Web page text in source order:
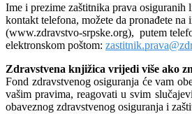
Ime i prezime zaštitnika prava osiguranih
kontakt telefona, možete da pronađete na
(www.zdravstvo-srpske.org), putem
elektronskom poštom:
Zdravstvena knjižica vrijedi više ako
Fond zdravstvenog osiguranja će vam
vašim pravima, reagovati u svim
obaveznog zdravstvenog osiguranja i